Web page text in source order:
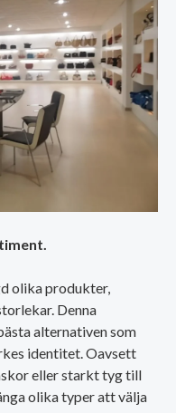
olika produkter,
Denna
alternativen som
identitet. Oavsett
eller starkt tyg till
olika typer att välja